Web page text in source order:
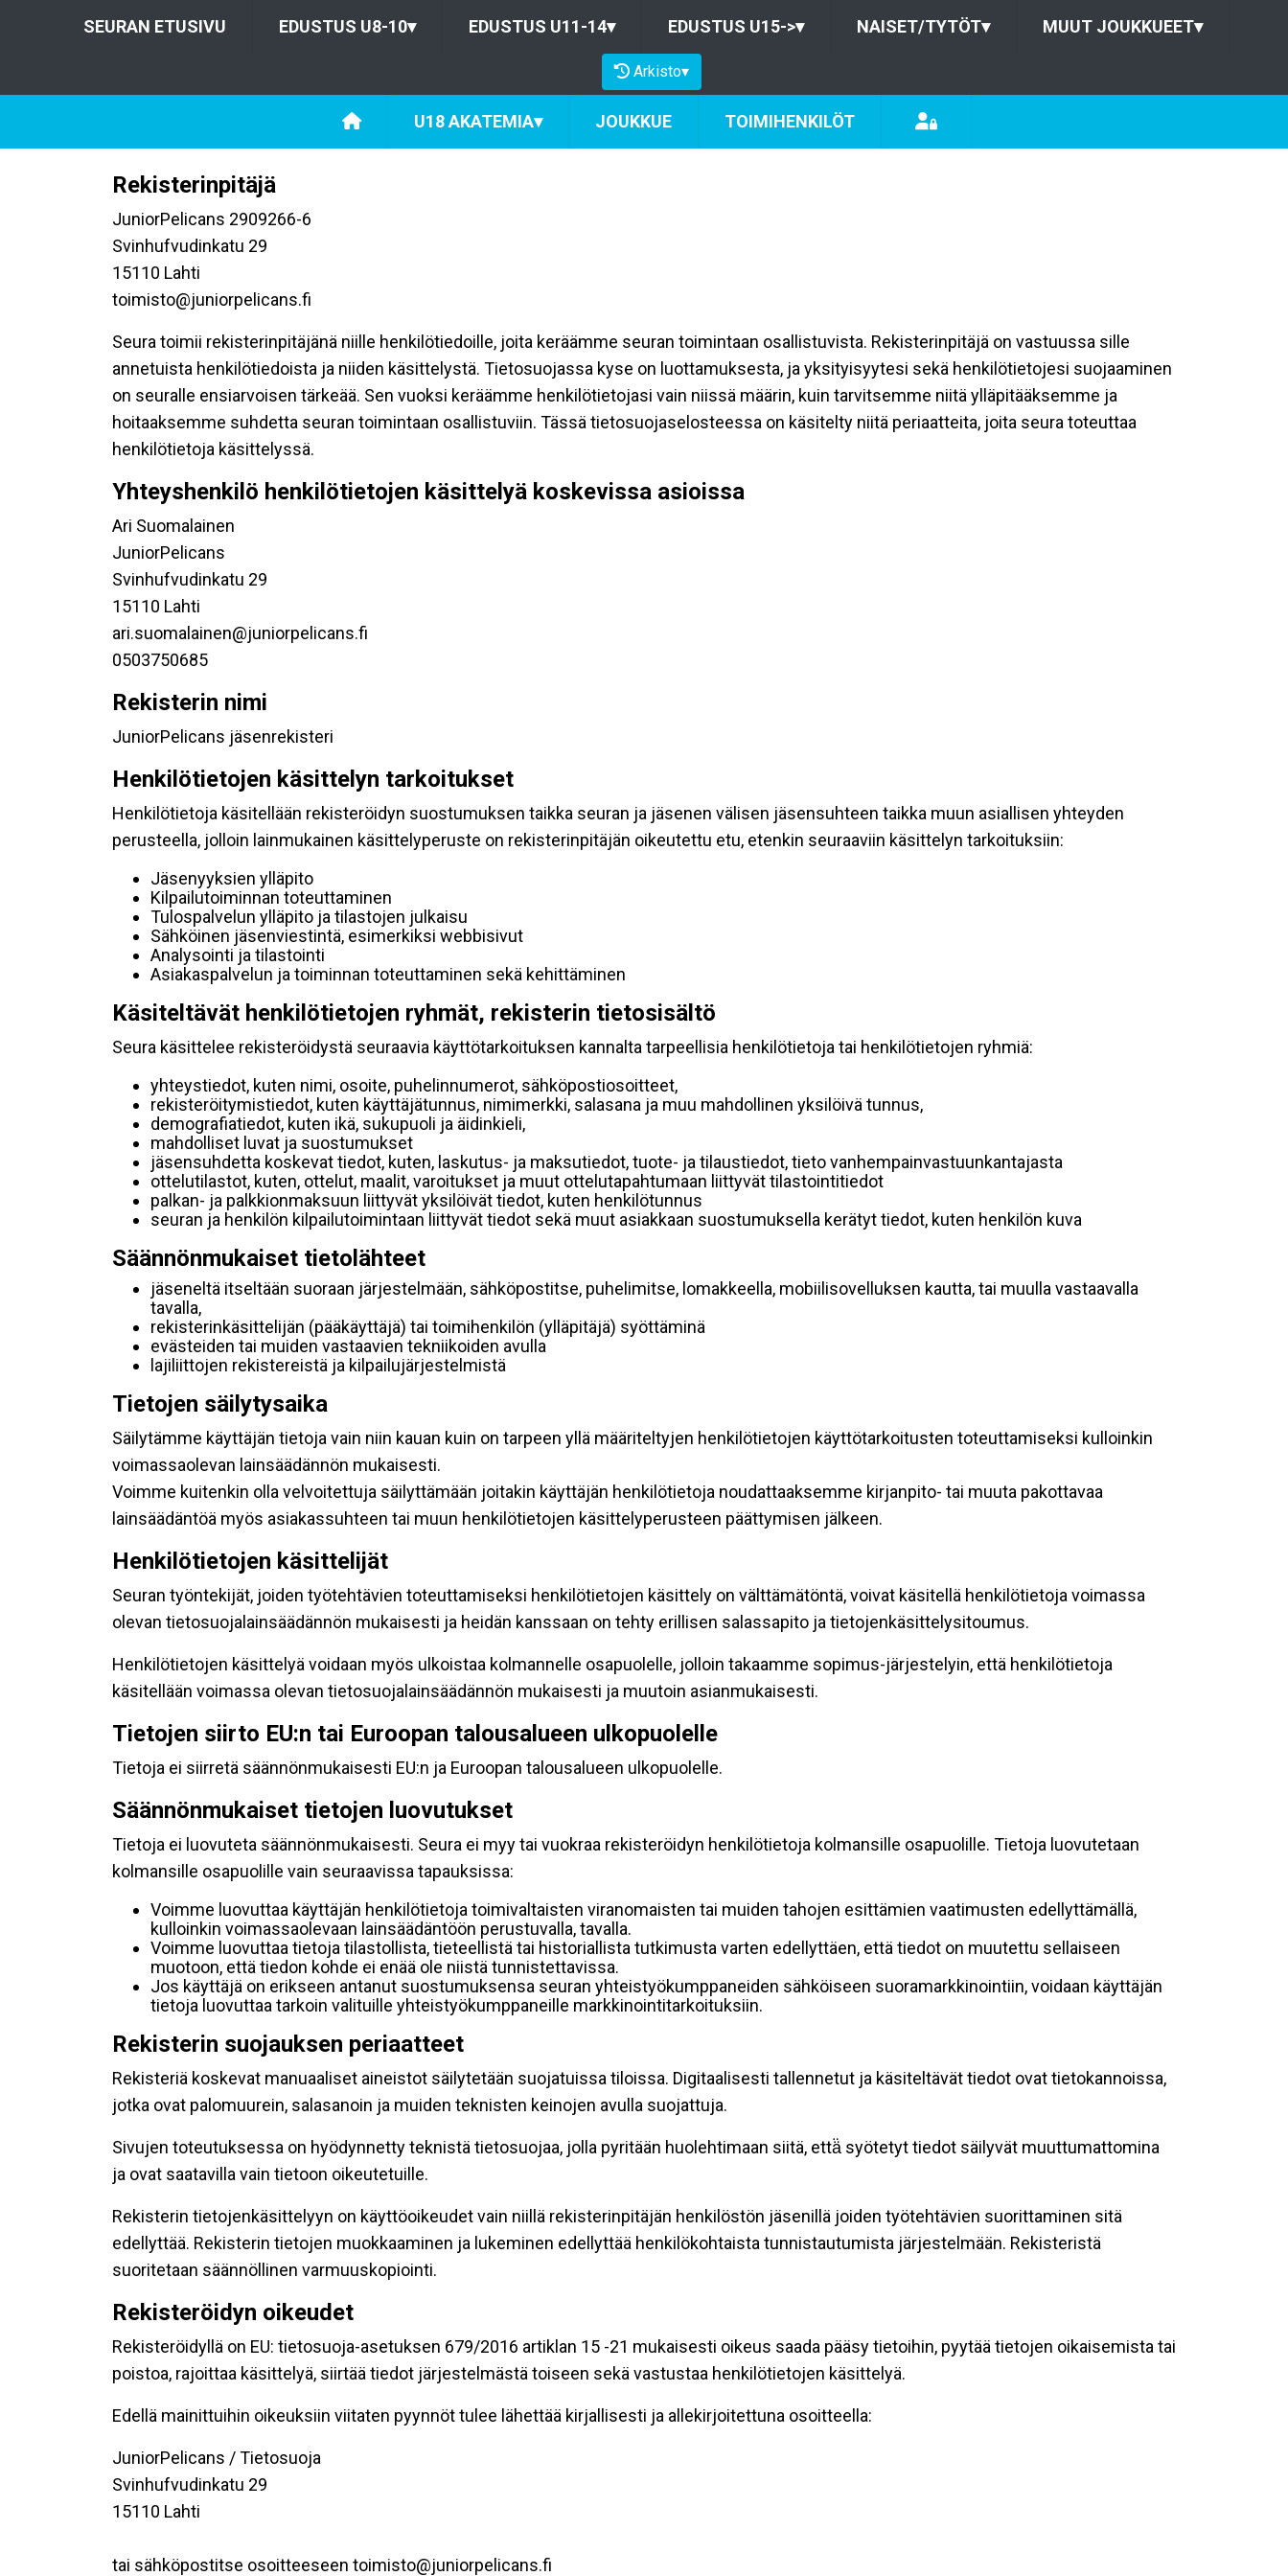
SEURAN ETUSIVU EDUSTUS U8-10▾ EDUSTUS U11-14▾ EDUSTUS U15->▾ NAISET/TYTÖT▾ MUUT JOUKKUEET▾
Arkisto▾
U18 AKATEMIA▾ JOUKKUE TOIMIHENKILÖT
Rekisterinpitäjä
JuniorPelicans 2909266-6
Svinhufvudinkatu 29
15110 Lahti
toimisto@juniorpelicans.fi
Seura toimii rekisterinpitäjänä niille henkilötiedoille, joita keräämme seuran toimintaan osallistuvista. Rekisterinpitäjä on vastuussa sille
annetuista henkilötiedoista ja niiden käsittelystä. Tietosuojassa kyse on luottamuksesta, ja yksityisyytesi sekä henkilötietojesi suojaaminen
on seuralle ensiarvoisen tärkeää. Sen vuoksi keräämme henkilötietojasi vain niissä määrin, kuin tarvitsemme niitä ylläpitääksemme ja
hoitaaksemme suhdetta seuran toimintaan osallistuviin. Tässä tietosuojaselosteessa on käsitelty niitä periaatteita, joita seura toteuttaa
henkilötietoja käsittelyssä.
Yhteyshenkilö henkilötietojen käsittelyä koskevissa asioissa
Ari Suomalainen
JuniorPelicans
Svinhufvudinkatu 29
15110 Lahti
ari.suomalainen@juniorpelicans.fi
0503750685
Rekisterin nimi
JuniorPelicans jäsenrekisteri
Henkilötietojen käsittelyn tarkoitukset
Henkilötietoja käsitellään rekisteröidyn suostumuksen taikka seuran ja jäsenen välisen jäsensuhteen taikka muun asiallisen yhteyden
perusteella, jolloin lainmukainen käsittelyperuste on rekisterinpitäjän oikeutettu etu, etenkin seuraaviin käsittelyn tarkoituksiin:
Jäsenyyksien ylläpito
Kilpailutoiminnan toteuttaminen
Tulospalvelun ylläpito ja tilastojen julkaisu
Sähköinen jäsenviestintä, esimerkiksi webbisivut
Analysointi ja tilastointi
Asiakaspalvelun ja toiminnan toteuttaminen sekä kehittäminen
Käsiteltävät henkilötietojen ryhmät, rekisterin tietosisältö
Seura käsittelee rekisteröidystä seuraavia käyttötarkoituksen kannalta tarpeellisia henkilötietoja tai henkilötietojen ryhmiä:
yhteystiedot, kuten nimi, osoite, puhelinnumerot, sähköpostiosoitteet,
rekisteröitymistiedot, kuten käyttäjätunnus, nimimerkki, salasana ja muu mahdollinen yksilöivä tunnus,
demografiatiedot, kuten ikä, sukupuoli ja äidinkieli,
mahdolliset luvat ja suostumukset
jäsensuhdetta koskevat tiedot, kuten, laskutus- ja maksutiedot, tuote- ja tilaustiedot, tieto vanhempainvastuunkantajasta
ottelutilastot, kuten, ottelut, maalit, varoitukset ja muut ottelutapahtumaan liittyvät tilastointitiedot
palkan- ja palkkionmaksuun liittyvät yksilöivät tiedot, kuten henkilötunnus
seuran ja henkilön kilpailutoimintaan liittyvät tiedot sekä muut asiakkaan suostumuksella kerätyt tiedot, kuten henkilön kuva
Säännönmukaiset tietolähteet
jäseneltä itseltään suoraan järjestelmään, sähköpostitse, puhelimitse, lomakkeella, mobiilisovelluksen kautta, tai muulla vastaavalla
tavalla,
rekisterinkäsittelijän (pääkäyttäjä) tai toimihenkilön (ylläpitäjä) syöttäminä
evästeiden tai muiden vastaavien tekniikoiden avulla
lajiliittojen rekistereistä ja kilpailujärjestelmistä
Tietojen säilytysaika
Säilytämme käyttäjän tietoja vain niin kauan kuin on tarpeen yllä määriteltyjen henkilötietojen käyttötarkoitusten toteuttamiseksi kulloinkin
voimassaolevan lainsäädännön mukaisesti.
Voimme kuitenkin olla velvoitettuja säilyttämään joitakin käyttäjän henkilötietoja noudattaaksemme kirjanpito- tai muuta pakottavaa
lainsäädäntöä myös asiakassuhteen tai muun henkilötietojen käsittelyperusteen päättymisen jälkeen.
Henkilötietojen käsittelijät
Seuran työntekijät, joiden työtehtävien toteuttamiseksi henkilötietojen käsittely on välttämätöntä, voivat käsitellä henkilötietoja voimassa
olevan tietosuojalainsäädännön mukaisesti ja heidän kanssaan on tehty erillisen salassapito ja tietojenkäsittelysitoumus.
Henkilötietojen käsittelyä voidaan myös ulkoistaa kolmannelle osapuolelle, jolloin takaamme sopimus-järjestelyin, että henkilötietoja
käsitellään voimassa olevan tietosuojalainsäädännön mukaisesti ja muutoin asianmukaisesti.
Tietojen siirto EU:n tai Euroopan talousalueen ulkopuolelle
Tietoja ei siirretä säännönmukaisesti EU:n ja Euroopan talousalueen ulkopuolelle.
Säännönmukaiset tietojen luovutukset
Tietoja ei luovuteta säännönmukaisesti. Seura ei myy tai vuokraa rekisteröidyn henkilötietoja kolmansille osapuolille. Tietoja luovutetaan
kolmansille osapuolille vain seuraavissa tapauksissa:
Voimme luovuttaa käyttäjän henkilötietoja toimivaltaisten viranomaisten tai muiden tahojen esittämien vaatimusten edellyttämällä,
kulloinkin voimassaolevaan lainsäädäntöön perustuvalla, tavalla.
Voimme luovuttaa tietoja tilastollista, tieteellistä tai historiallista tutkimusta varten edellyttäen, että tiedot on muutettu sellaiseen
muotoon, että tiedon kohde ei enää ole niistä tunnistettavissa.
Jos käyttäjä on erikseen antanut suostumuksensa seuran yhteistyökumppaneiden sähköiseen suoramarkkinointiin, voidaan käyttäjän
tietoja luovuttaa tarkoin valituille yhteistyökumppaneille markkinointitarkoituksiin.
Rekisterin suojauksen periaatteet
Rekisteriä koskevat manuaaliset aineistot säilytetään suojatuissa tiloissa. Digitaalisesti tallennetut ja käsiteltävät tiedot ovat tietokannoissa,
jotka ovat palomuurein, salasanoin ja muiden teknisten keinojen avulla suojattuja.
Sivujen toteutuksessa on hyödynnetty teknistä tietosuojaa, jolla pyritään huolehtimaan siitä, että̈ syötetyt tiedot säilyvät muuttumattomina
ja ovat saatavilla vain tietoon oikeutetuille.
Rekisterin tietojenkäsittelyyn on käyttöoikeudet vain niillä rekisterinpitäjän henkilöstön jäsenillä joiden työtehtävien suorittaminen sitä
edellyttää. Rekisterin tietojen muokkaaminen ja lukeminen edellyttää henkilökohtaista tunnistautumista järjestelmään. Rekisteristä
suoritetaan säännöllinen varmuuskopiointi.
Rekisteröidyn oikeudet
Rekisteröidyllä on EU: tietosuoja-asetuksen 679/2016 artiklan 15 -21 mukaisesti oikeus saada pääsy tietoihin, pyytää tietojen oikaisemista tai
poistoa, rajoittaa käsittelyä, siirtää tiedot järjestelmästä toiseen sekä vastustaa henkilötietojen käsittelyä.
Edellä mainittuihin oikeuksiin viitaten pyynnöt tulee lähettää kirjallisesti ja allekirjoitettuna osoitteella:
JuniorPelicans / Tietosuoja
Svinhufvudinkatu 29
15110 Lahti
tai sähköpostitse osoitteeseen toimisto@juniorpelicans.fi